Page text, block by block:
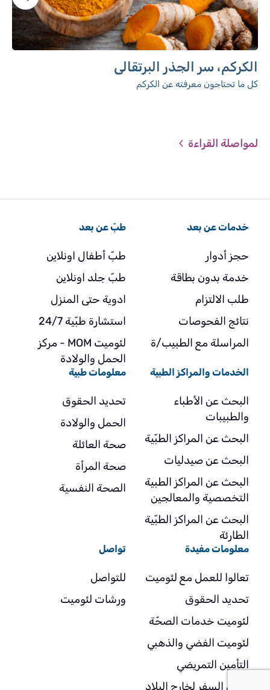
الكركم، سر الجذر البرتقالي
كل ما تحتاجون معرفته عن الكركم
لمواصلة القراءة
خدمات عن بعد
حجز أدوار
خدمة بدون بطاقة
طلب الالتزام
نتائج الفحوصات
المراسلة مع الطبيب/ة
طبّ عن بعد
طبّ أطفال اونلاين
طبّ جلد اونلاين
ادوية حتى المنزل
استشارة طبّية 24/7
لئوميت MOM - مركز
الحمل والولادة
الخدمات والمراكز الطبية
البحث عن الأطباء
والطبيبات
البحث عن المراكز الطبّية
البحث عن صيدليات
البحث عن المراكز الطبية
التخصصية والمعالجين
البحث عن المراكز الطبّية
الطارئة
معلومات طبية
تحديد الحقوق
الحمل والولادة
صحة العائلة
صحة المرأة
الصحة النفسية
معلومات مفيدة
تعالوا للعمل مع لئوميت
تحديد الحقوق
لئوميت خدمات الصحّة
لئوميت الفضي والذهبي
التأمين التمريضي
تأمين السفر لخارج البلاد
تواصل
للتواصل
ورشات لئوميت